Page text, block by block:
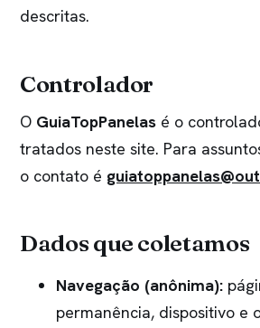
descritas.
Controlador
O GuiaTopPanelas é o
tratados neste site. Para
o contato é
Dados que coletamos
Navegação (anônima):
permanência, dispositivo e